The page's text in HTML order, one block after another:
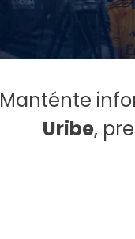
Manténte
Uribe,